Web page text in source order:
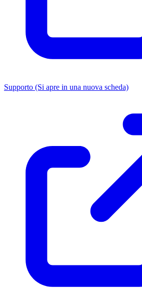
Supporto (Si apre in una nuova scheda)